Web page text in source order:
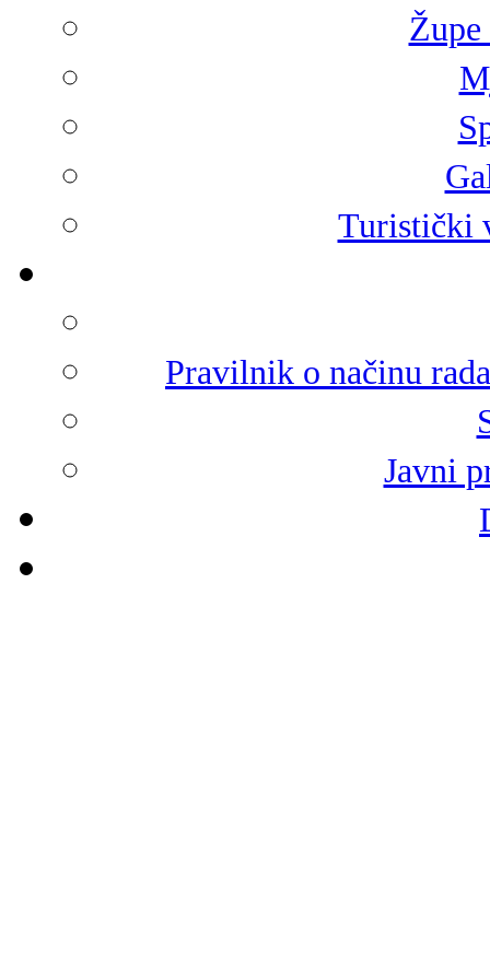
Turistički
Pravilnik o načinu
Javni